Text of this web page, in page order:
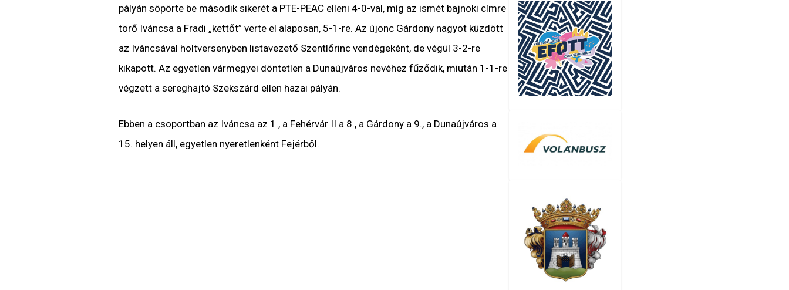
pályán söpörte be második sikerét a PTE-PEAC elleni 4-0-val, míg az ismét bajnoki címre
törő Iváncsa a Fradi „kettőt” verte el alaposan, 5-1-re. Az újonc Gárdony nagyot küzdött
az Iváncsával holtversenyben listavezető Szentlőrinc vendégeként, de végül 3-2-re
kikapott. Az egyetlen vármegyei döntetlen a Dunaújváros nevéhez fűződik, miután 1-1-re
végzett a sereghajtó Szekszárd ellen hazai pályán.
Ebben a csoportban az Iváncsa az 1., a Fehérvár II a 8., a Gárdony a 9., a Dunaújváros a
15. helyen áll, egyetlen nyeretlenként Fejérből.